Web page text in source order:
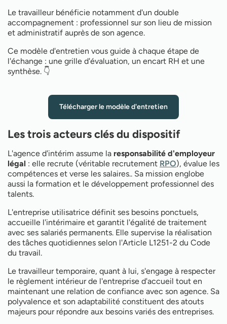
Le travailleur bénéficie notamment d'un double
accompagnement : professionnel sur son lieu de mission
et administratif auprès de son agence.
Ce modèle d'entretien vous guide à chaque étape de
l'échange : une grille d'évaluation, un encart RH et une
synthèse. 👇
Télécharger le modèle d'entretien
Les trois acteurs clés du dispositif
L'agence d'intérim assume la responsabilité d'employeur
légal : elle recrute (véritable recrutement RPO), évalue les
compétences et verse les salaires.. Sa mission englobe
aussi la formation et le développement professionnel des
talents.
L'entreprise utilisatrice définit ses besoins ponctuels,
accueille l'intérimaire et garantit l'égalité de traitement
avec ses salariés permanents. Elle supervise la réalisation
des tâches quotidiennes selon l'Article L1251-2 du Code
du travail.
Le travailleur temporaire, quant à lui, s'engage à respecter
le règlement intérieur de l'entreprise d'accueil tout en
maintenant une relation de confiance avec son agence. Sa
polyvalence et son adaptabilité constituent des atouts
majeurs pour répondre aux besoins variés des entreprises.